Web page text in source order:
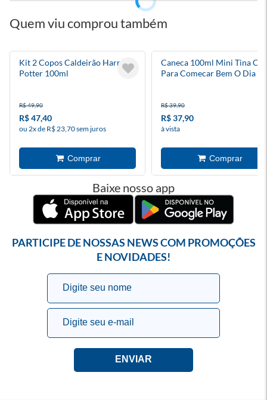
Quem viu comprou também
Kit 2 Copos Caldeirão Harry
Potter 100ml
R$ 49,90
R$ 47,40
ou 2x de R$ 23,70 sem juros
Caneca 100ml Mini Tina
Para Comecar Bem O Dia
R$ 39,90
R$ 37,90
à vista
Baixe nosso app
PARTICIPE DE NOSSAS NEWS COM PROMOÇÕES
E NOVIDADES!